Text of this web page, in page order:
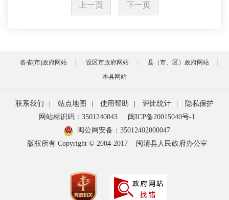
上一页 下一页
各省(市)政府网站 设区市政府网站
县（市、区）政府网站
本县网站
联系我们 站点地图 使用帮助 评比统计
隐私保护
网站标识码：3501240043
闽ICP备20015040号-1
闽公网安备： 35012402000047
版权所有 Copyright © 2004-2017
闽清县人民政府办公室